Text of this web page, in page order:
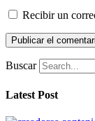
Recibir un
Buscar
Latest Post